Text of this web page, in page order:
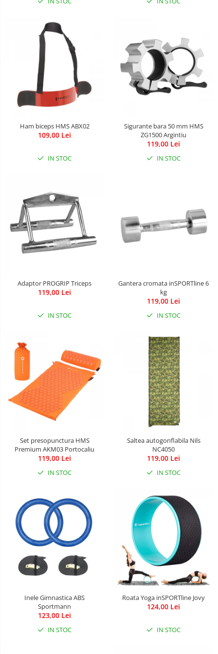
Paturici copii
Perne copii si mamici
Protectii saltea
Comode copii
Bariere de protectie pat
Porti de siguranta
Sac de dormit copii
Fotolii copii
Leagane & balansoare & sezlonguri
Lampi de veghe
Mobilier Birou
Saltele de infasat
Biciclete
Biciclete copii cu roti 12 inch (3-6
ani)
Biciclete copii cu roti 20 inch
Biciclete cu roti 24 inch
Biciclete cu roti 26 inch
Biciclete cu roti 27 inch
Triciclete copii si adulti
Trotinete copii si adulti
Masinute fara pedale
Masinute si motociclete electrice
Marsupii
Premergatoare
Skateboard
Scaune de biciclete copii
Baie
Seturi de hranire
Trambuline
Aparate
Interfoane,
Ham biceps HMS ABX02
109,00 Lei
IN STOC
Sigurante bara 50 mm HMS
ZG1500 Argintiu
119,00 Lei
IN STOC
Adaptor PROGRIP Triceps
119,00 Lei
IN STOC
Gantera cromata inSPORTline 6
kg
119,00 Lei
IN STOC
Set presopunctura HMS
Premium AKM03 Portocaliu
119,00 Lei
IN STOC
Saltea autogonflabila Nils
NC4050
119,00 Lei
IN STOC
Inele Gimnastica ABS
Sportmann
123,00 Lei
IN STOC
Roata Yoga inSPORTline Jovy
124,00 Lei
IN STOC